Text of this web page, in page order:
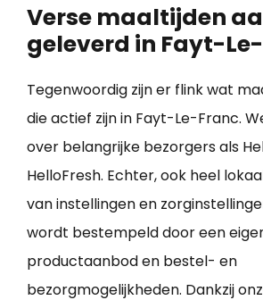
Verse maaltijden
geleverd in Fayt-
Tegenwoordig zijn er flink wat
die actief zijn in Fayt-Le-Franc.
over belangrijke bezorgers als
HelloFresh. Echter, ook heel
van instellingen en
wordt bestempeld door een
productaanbod en bestel- en
bezorgmogelijkheden. Dankzij